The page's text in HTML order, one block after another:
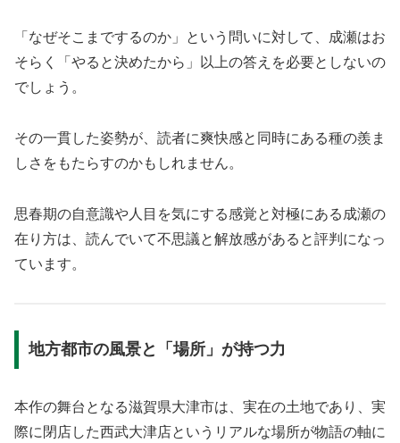
「なぜそこまでするのか」という問いに対して、成瀬はお
そらく「やると決めたから」以上の答えを必要としないの
でしょう。
その一貫した姿勢が、読者に爽快感と同時にある種の羨ま
しさをもたらすのかもしれません。
思春期の自意識や人目を気にする感覚と対極にある成瀬の
在り方は、読んでいて不思議と解放感があると評判になっ
ています。
地方都市の風景と「場所」が持つ力
本作の舞台となる滋賀県大津市は、実在の土地であり、実
際に閉店した西武大津店というリアルな場所が物語の軸に